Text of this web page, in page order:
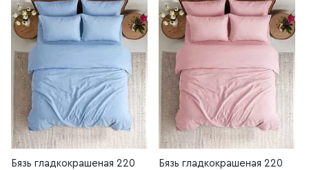
Бязь гладкокрашеная 220
Бязь гладкокрашеная 220